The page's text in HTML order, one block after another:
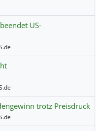
US-
trotz Preisdruck